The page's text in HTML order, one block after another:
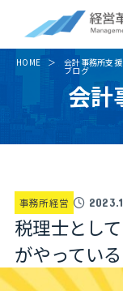
HOME 会計事務所支援
ブログ
会計
事務所経営
税理士とし
がやってい